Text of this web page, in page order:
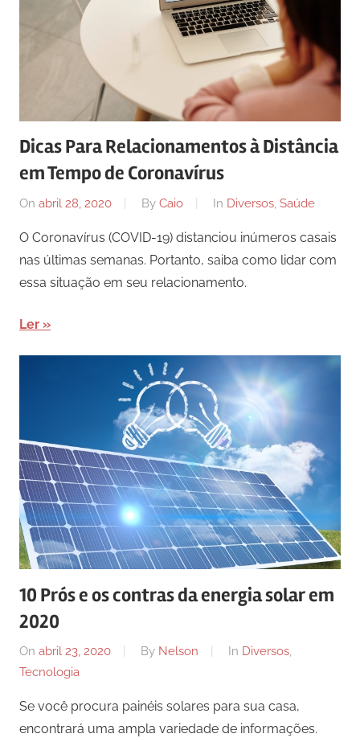
Dicas Para Relacionamentos à Distância
em Tempo de Coronavírus
On abril 28, 2020 By Caio In Diversos, Saúde
O Coronavírus (COVID-19) distanciou inúmeros casais
nas últimas semanas. Portanto, saiba como lidar com
essa situação em seu relacionamento.
Ler
10 Prós e os contras da energia solar em
2020
On abril 23, 2020 By Nelson In Diversos,
Tecnologia
Se você procura painéis solares para sua casa,
encontrará uma ampla variedade de informações.